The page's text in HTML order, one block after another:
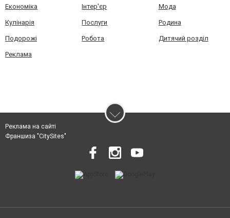
Економіка Інтер'єр Мода
Кулінарія Послуги Родина
Подорожі Робота Дитячий розділ
Реклама
Реклама на сайті
Франшиза "CitySites"